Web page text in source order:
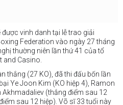
vinh danh tại lễ trao giải
Federation vào ngày 27 tháng
thường niên lần thứ 41 của tổ
and Casino.
thắng (27 KO), đã thi đấu bốn lần
Ye Joon Kim (KO hiệp 4), Ramon
(thắng điểm sau 12
sau 12 hiệp). Võ sĩ 33 tuổi này